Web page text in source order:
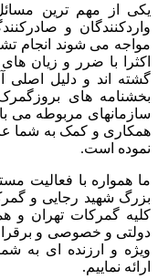
یکی از مهم ترین مسائل
واردکنندگان و
مواجه می شوند انجام
اکثرا با ضرر و زیان
گشته اند و دلیل اصلی
بخشنامه های
سازمانهای مربوطه می
همکاری و کمک به شما
نموده است.
ما همواره با فعالیت
بزرگ شهید رجایی و
کلیه گمرکات تهران و
دولتی و خصوصی و
ویژه و ارزنده ای به
ارائه نماییم.